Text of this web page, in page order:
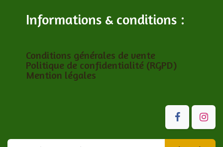
Informations & conditions :
Conditions générales de vente
Politique de confidentialité (RGPD)
Mention légales